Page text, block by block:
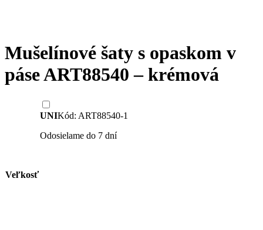
Mušelínové šaty s opaskom v
páse ART88540 – krémová
Veľkosť
UNIKód: ART88540-1
Odosielame do 7 dní